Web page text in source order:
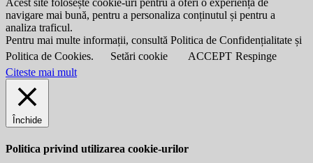
Acest site folosește cookie-uri pentru a oferi o experiență de
navigare mai bună, pentru a personaliza conținutul și pentru a
analiza traficul.
Pentru mai multe informații, consultă Politica de Confidențialitate și
Politica de Cookies.
Setări cookie ACCEPT Respinge
Citeste mai mult
Închide
Politica privind utilizarea cookie-urilor